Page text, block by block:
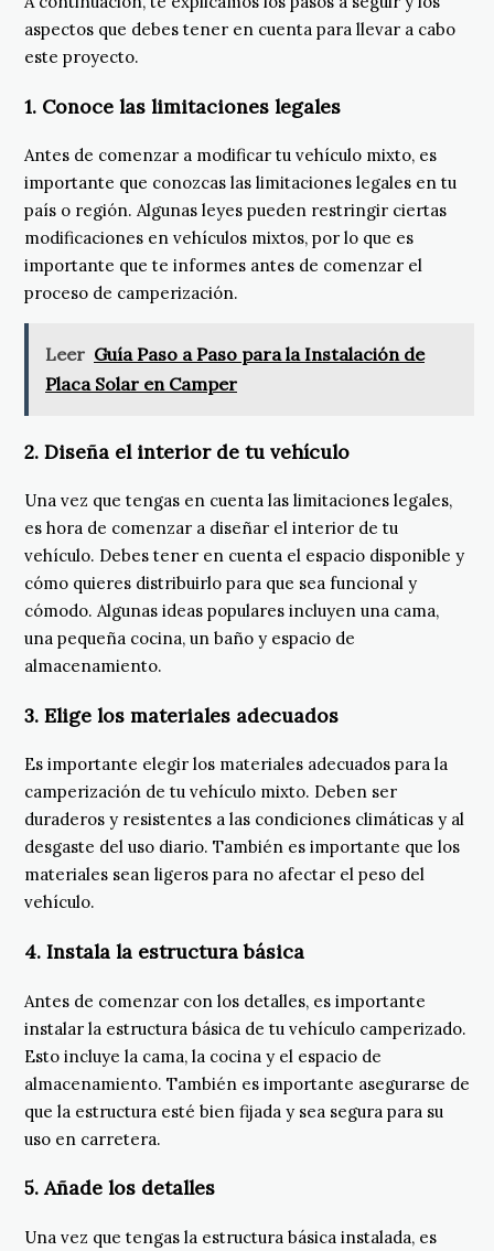
aspectos que debes tener en cuenta para llevar a cabo
este proyecto.
1. Conoce las limitaciones legales
Antes de comenzar a modificar tu vehículo mixto, es
importante que conozcas las limitaciones legales en tu
país o región. Algunas leyes pueden restringir ciertas
modificaciones en vehículos mixtos, por lo que es
importante que te informes antes de comenzar el
proceso de camperización.
Leer Guía Paso a Paso para la Instalación de
Placa Solar en Camper
2. Diseña el interior de tu vehículo
Una vez que tengas en cuenta las limitaciones legales,
es hora de comenzar a diseñar el interior de tu
vehículo. Debes tener en cuenta el espacio disponible y
cómo quieres distribuirlo para que sea funcional y
cómodo. Algunas ideas populares incluyen una cama,
una pequeña cocina, un baño y espacio de
almacenamiento.
3. Elige los materiales adecuados
Es importante elegir los materiales adecuados para la
camperización de tu vehículo mixto. Deben ser
duraderos y resistentes a las condiciones climáticas y al
desgaste del uso diario. También es importante que los
materiales sean ligeros para no afectar el peso del
vehículo.
4. Instala la estructura básica
Antes de comenzar con los detalles, es importante
instalar la estructura básica de tu vehículo camperizado.
Esto incluye la cama, la cocina y el espacio de
almacenamiento. También es importante asegurarse de
que la estructura esté bien fijada y sea segura para su
uso en carretera.
5. Añade los detalles
Una vez que tengas la estructura básica instalada, es